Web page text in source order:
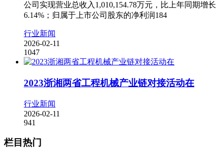
公司实现营业总收入1,010,154.78万元，比上年同期增长
6.14%；归属于上市公司股东的净利润184
行业新闻
2026-02-11
1047
2023浙湘两省工程机械产业链对接活动在
行业新闻
2026-02-11
941
栏目热门